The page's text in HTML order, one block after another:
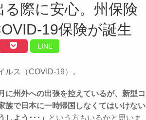
際に安心。州保険
19保険が誕生
LINE
ス（COVID-19）。
に州外への出張を控えているが、新型コ
族で日本に一時帰国しなくてはいけない
よう･･･」
という方もいるかと思いま